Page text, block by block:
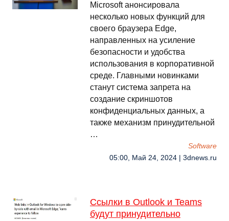
Microsoft анонсировала
несколько новых функций для
своего браузера Edge,
направленных на усиление
безопасности и удобства
использования в корпоративной
среде. Главными новинками
станут система запрета на
создание скриншотов
конфиденциальных данных, а
также механизм принудительной
…
Software
05:00, Май 24, 2024 | 3dnews.ru
Ссылки в Outlook и Teams
будут принудительно